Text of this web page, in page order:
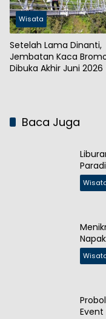
Wisata
Setelah Lama Dinanti,
Jembatan Kaca
Dibuka Akhir Juni 2026
Baca Juga
Event